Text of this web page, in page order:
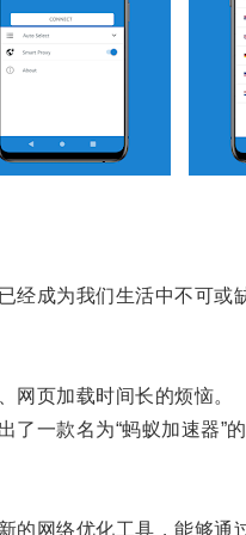
成为我们生活中不可或缺
页加载时间长的烦恼。
一款名为“蚂蚁加速器”的
网络优化工具，能够通